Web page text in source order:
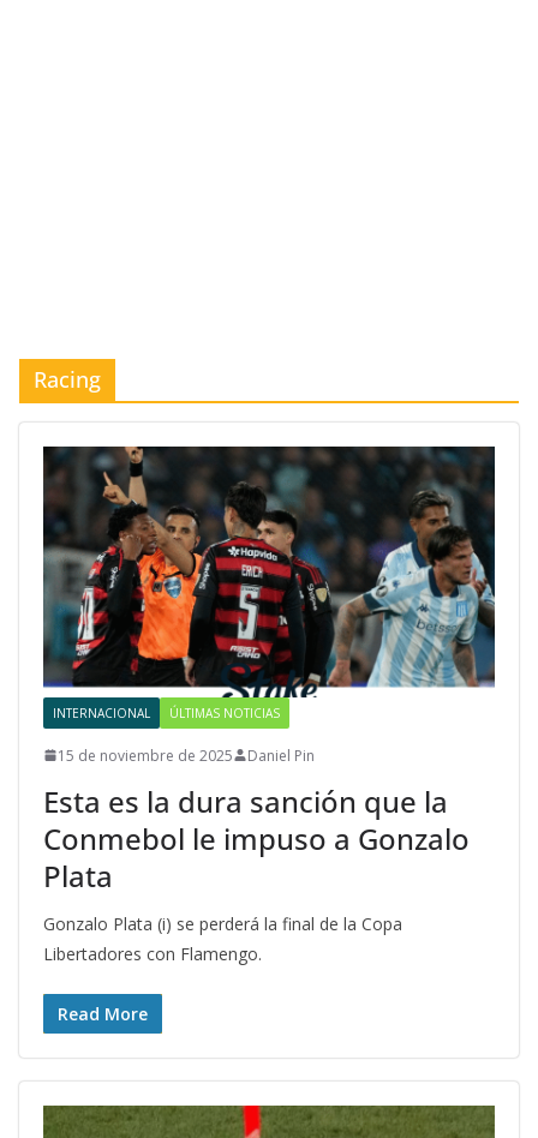
Racing
INTERNACIONAL ÚLTIMAS NOTICIAS
15 de noviembre de 2025 Daniel Pin
Esta es la dura sanción que la
Conmebol le impuso a Gonzalo
Plata
Gonzalo Plata (i) se perderá la final de la Copa
Libertadores con Flamengo.
Read More